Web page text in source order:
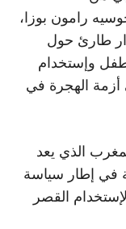
رامون بوزا،
طارئ حول
وإستخدام
الهجرة في
الذي يعد
في إطار سياسة
القصر